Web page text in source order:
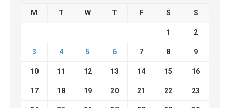
M T W T F S S
1 2
3 4 5 6 7 8 9
10 11 12 13 14 15 16
17 18 19 20 21 22 23